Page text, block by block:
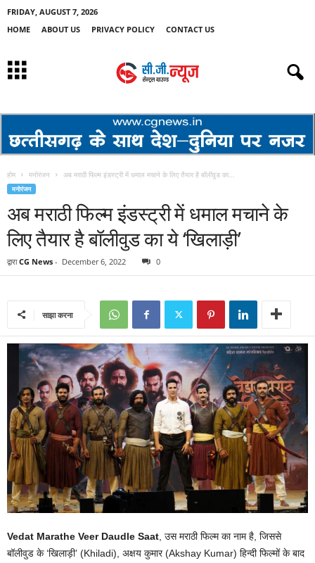
FRIDAY, AUGUST 7, 2026
HOME
ABOUT US PRIVACY POLICY CONTACT US
होम मनोरंजन अब मराठी फिल्म इंडस्ट्री में धमाल मचाने के लिए तैयार है बॉलीवुड का...
मनोरंजन
अब मराठी फिल्म इंडस्ट्री में धमाल मचाने के
लिए तैयार है बॉलीवुड का ये ‘खिलाड़ी’
द्वारा CG News - December 6, 2022 0
साझा करना
Vedat Marathe Veer Daudle Saat , उस मराठी फिल्म का नाम है, जिससे
बॉलीवुड के ‘खिलाड़ी’ (Khiladi), अक्षय कुमार (Akshay Kumar) हिन्दी फिल्मों के बाद